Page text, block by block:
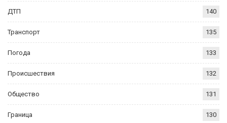
ДТП 140
Транспорт 135
Погода 133
Происшествия 132
Общество 131
Граница 130